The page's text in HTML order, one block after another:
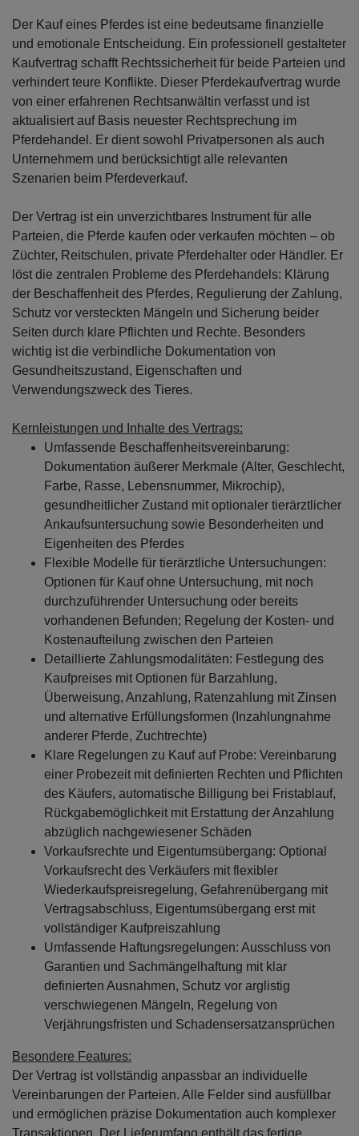
Der Kauf eines Pferdes ist eine bedeutsame finanzielle
und emotionale Entscheidung. Ein professionell gestalteter
Kaufvertrag schafft Rechtssicherheit für beide Parteien und
verhindert teure Konflikte. Dieser Pferdekaufvertrag wurde
von einer erfahrenen Rechtsanwältin verfasst und ist
aktualisiert auf Basis neuester Rechtsprechung im
Pferdehandel. Er dient sowohl Privatpersonen als auch
Unternehmern und berücksichtigt alle relevanten
Szenarien beim Pferdeverkauf.
Der Vertrag ist ein unverzichtbares Instrument für alle
Parteien, die Pferde kaufen oder verkaufen möchten – ob
Züchter, Reitschulen, private Pferdehalter oder Händler. Er
löst die zentralen Probleme des Pferdehandels: Klärung
der Beschaffenheit des Pferdes, Regulierung der Zahlung,
Schutz vor versteckten Mängeln und Sicherung beider
Seiten durch klare Pflichten und Rechte. Besonders
wichtig ist die verbindliche Dokumentation von
Gesundheitszustand, Eigenschaften und
Verwendungszweck des Tieres.
Kernleistungen und Inhalte des Vertrags:
Umfassende Beschaffenheitsvereinbarung:
Dokumentation äußerer Merkmale (Alter, Geschlecht,
Farbe, Rasse, Lebensnummer, Mikrochip),
gesundheitlicher Zustand mit optionaler tierärztlicher
Ankaufsuntersuchung sowie Besonderheiten und
Eigenheiten des Pferdes
Flexible Modelle für tierärztliche Untersuchungen:
Optionen für Kauf ohne Untersuchung, mit noch
durchzuführender Untersuchung oder bereits
vorhandenen Befunden; Regelung der Kosten- und
Kostenaufteilung zwischen den Parteien
Detaillierte Zahlungsmodalitäten: Festlegung des
Kaufpreises mit Optionen für Barzahlung,
Überweisung, Anzahlung, Ratenzahlung mit Zinsen
und alternative Erfüllungsformen (Inzahlungnahme
anderer Pferde, Zuchtrechte)
Klare Regelungen zu Kauf auf Probe: Vereinbarung
einer Probezeit mit definierten Rechten und Pflichten
des Käufers, automatische Billigung bei Fristablauf,
Rückgabemöglichkeit mit Erstattung der Anzahlung
abzüglich nachgewiesener Schäden
Vorkaufsrechte und Eigentumsübergang: Optional
Vorkaufsrecht des Verkäufers mit flexibler
Wiederkaufspreisregelung, Gefahrenübergang mit
Vertragsabschluss, Eigentumsübergang erst mit
vollständiger Kaufpreiszahlung
Umfassende Haftungsregelungen: Ausschluss von
Garantien und Sachmängelhaftung mit klar
definierten Ausnahmen, Schutz vor arglistig
verschwiegenen Mängeln, Regelung von
Verjährungsfristen und Schadensersatzansprüchen
Besondere Features:
Der Vertrag ist vollständig anpassbar an individuelle
Vereinbarungen der Parteien. Alle Felder sind ausfüllbar
und ermöglichen präzise Dokumentation auch komplexer
Transaktionen. Der Lieferumfang enthält das fertige